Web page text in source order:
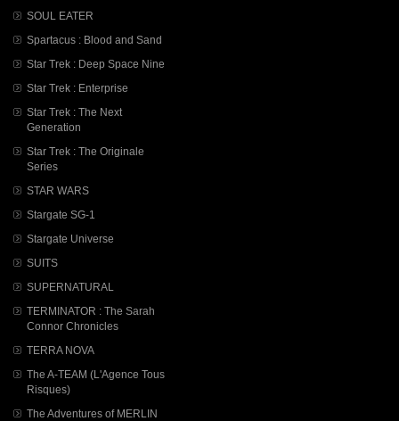
SOUL EATER
Spartacus : Blood and Sand
Star Trek : Deep Space Nine
Star Trek : Enterprise
Star Trek : The Next
Generation
Star Trek : The Originale
Series
STAR WARS
Stargate SG-1
Stargate Universe
SUITS
SUPERNATURAL
TERMINATOR : The Sarah
Connor Chronicles
TERRA NOVA
The A-TEAM (L'Agence Tous
Risques)
The Adventures of MERLIN